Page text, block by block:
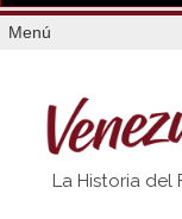
Menú
La Historia